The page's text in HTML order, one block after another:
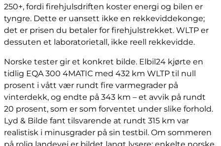
250+, fordi firehjulsdriften koster energi og bilen er
tyngre. Dette er uansett ikke en rekkeviddekonge;
det er prisen du betaler for firehjulstrekket. WLTP er
dessuten et laboratorietall, ikke reell rekkevidde.
Norske tester gir et konkret bilde. Elbil24 kjørte en
tidlig EQA 300 4MATIC med 432 km WLTP til null
prosent i vått vær rundt fire varmegrader på
vinterdekk, og endte på 343 km – et avvik på rundt
20 prosent, som er som forventet under slike forhold.
Lyd & Bilde fant tilsvarende at rundt 315 km var
realistisk i minusgrader på sin testbil. Om sommeren